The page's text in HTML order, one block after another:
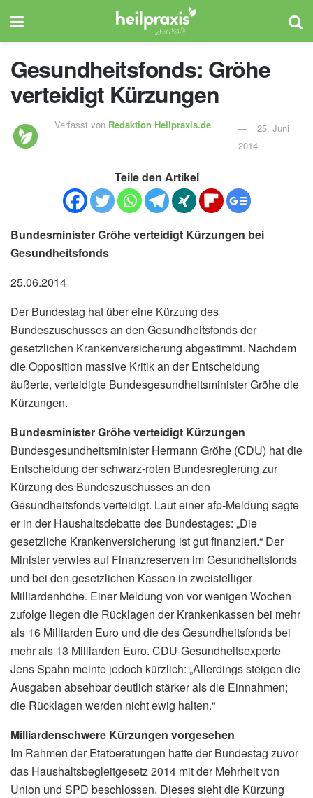
Gesundheitsfonds: Gröhe
verteidigt Kürzungen
Verfasst von Redaktion Heilpraxis.de
25. Juni
2014
Teile den Artikel
Bundesminister Gröhe verteidigt Kürzungen bei
Gesundheitsfonds
25.06.2014
Der Bundestag hat über eine Kürzung des
Bundeszuschusses an den Gesundheitsfonds der
gesetzlichen Krankenversicherung abgestimmt. Nachdem
die Opposition massive Kritik an der Entscheidung
äußerte, verteidigte Bundesgesundheitsminister Gröhe die
Kürzungen.
Bundesminister Gröhe verteidigt Kürzungen
Bundesgesundheitsminister Hermann Gröhe (CDU) hat die
Entscheidung der schwarz-roten Bundesregierung zur
Kürzung des Bundeszuschusses an den
Gesundheitsfonds verteidigt. Laut einer afp-Meldung sagte
er in der Haushaltsdebatte des Bundestages: „Die
gesetzliche Krankenversicherung ist gut finanziert.“ Der
Minister verwies auf Finanzreserven im Gesundheitsfonds
und bei den gesetzlichen Kassen in zweistelliger
Milliardenhöhe. Einer Meldung von vor wenigen Wochen
zufolge liegen die Rücklagen der Krankenkassen bei mehr
als 16 Milliarden Euro und die des Gesundheitsfonds bei
mehr als 13 Milliarden Euro. CDU-Gesundheitsexperte
Jens Spahn meinte jedoch kürzlich: „Allerdings steigen die
Ausgaben absehbar deutlich stärker als die Einnahmen;
die Rücklagen werden nicht ewig halten.“
Milliardenschwere Kürzungen vorgesehen
Im Rahmen der Etatberatungen hatte der Bundestag zuvor
das Haushaltsbegleitgesetz 2014 mit der Mehrheit von
Union und SPD beschlossen. Dieses sieht die Kürzung